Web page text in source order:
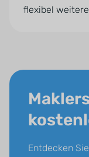
flexibel
Entdecken